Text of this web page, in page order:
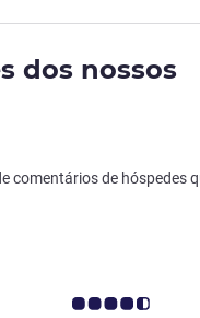
dos nossos
comentários de hóspedes